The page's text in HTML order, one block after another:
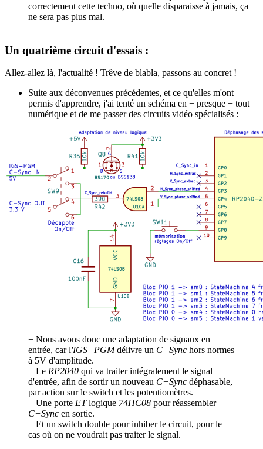
correctement cette techno, où quelle disparaisse à jamais, ça
ne sera pas plus mal.
Un quatrième circuit d'essais :
Allez-allez là, l'actualité ! Trêve de blabla, passons au concret !
Suite aux déconvenues précédentes, et ce qu'elles m'ont
permis d'apprendre, j'ai tenté un schéma en − presque − tout
numérique et de me passer des circuits vidéo spécialisés :
− Nous avons donc une adaptation de signaux en
entrée, car l'IGS−PGMdélivre un C−Sync hors normes
à 5V d'amplitude.
− Le RP2040 qui va traiter intégralement le signal
d'entrée, afin de sortir un nouveau C−Sync déphasable,
par action sur le switch et les potentiomètres.
− Une porte ETlogique 74HC08 pour réassembler
C−Sync en sortie.
− Et un switch double pour inhiber le circuit, pour le
cas où on ne voudrait pas traiter le signal.